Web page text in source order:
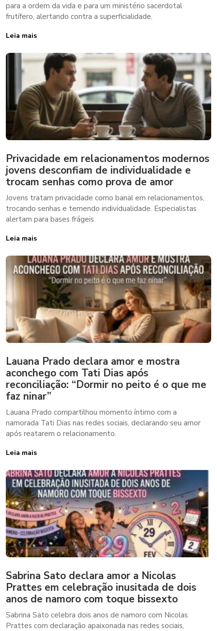
para a ordem da vida e para um ministério sacerdotal
frutífero, alertando contra a superficialidade.
Leia mais
Privacidade em relacionamentos modernos
jovens desconfiam de individualidade e
trocam senhas como prova de amor
Jovens tratam privacidade como banal em relacionamentos,
trocando senhas e temendo individualidade. Especialistas
alertam para bases frágeis.
Leia mais
Lauana Prado declara amor e mostra
aconchego com Tati Dias após
reconciliação: “Dormir no peito é o que me
faz ninar”
Lauana Prado compartilhou momento íntimo com a
namorada Tati Dias nas redes sociais, declarando seu amor
após reatarem o relacionamento.
Leia mais
Sabrina Sato declara amor a Nicolas
Prattes em celebração inusitada de dois
anos de namoro com toque bissexto
Sabrina Sato celebra dois anos de namoro com Nicolas
Prattes com declaração apaixonada nas redes sociais,